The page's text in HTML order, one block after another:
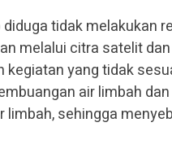
diduga tidak melakukan
melalui citra satelit dan
kegiatan yang tidak
air limbah
limbah, sehingga